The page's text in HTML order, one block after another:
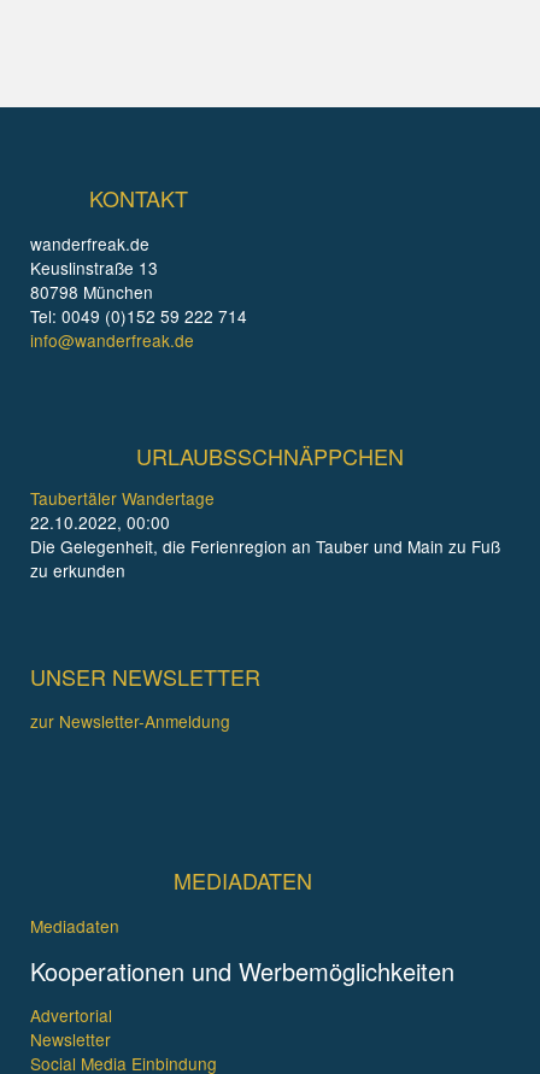
KONTAKT
wanderfreak.de
Keuslinstraße 13
80798 München
Tel: 0049 (0)152 59 222 714
info@wanderfreak.de
URLAUBSSCHNÄPPCHEN
Taubertäler Wandertage
22.10.2022, 00:00
Die Gelegenheit, die Ferienregion an Tauber und Main zu Fuß
zu erkunden
UNSER NEWSLETTER
zur Newsletter-Anmeldung
MEDIADATEN
Mediadaten
Kooperationen und Werbemöglichkeiten
Advertorial
Newsletter
Social Media Einbindung